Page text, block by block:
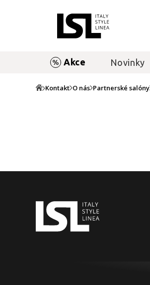
Akce Novinky
Kontakt O nás Partnerské salóny